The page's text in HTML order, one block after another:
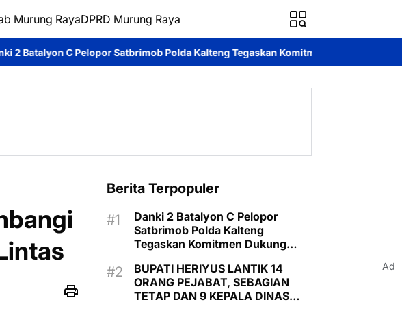
Murung RayaDPRD Murung Raya
Satbrimob Polda Kalteng Tegaskan Komitmen Dukung Pencegahan Karhutla di
Berita Terpopuler
Danki 2 Batalyon C Pelopor
Satbrimob Polda Kalteng
Tegaskan Komitmen Dukung
Raya
BUPATI HERIYUS LANTIK 14
ORANG PEJABAT, SEBAGIAN
TETAP DAN 9 KEPALA DINAS
Ad